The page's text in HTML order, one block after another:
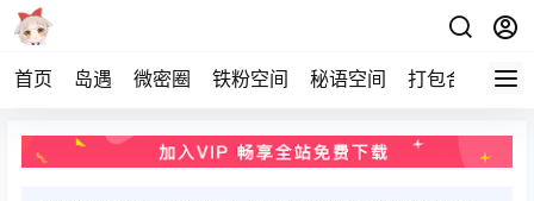
首页 岛遇 微密圈 铁粉空间 秘语空间 打包合集 关